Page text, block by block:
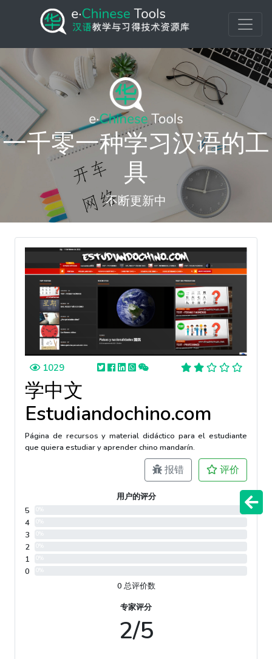
一千零一种学习汉语的工
具
不断更新中
1029
学中文
Estudiandochino.com
Página de recursos y material didáctico para el estudiante
que quiera estudiar y aprender chino mandarín.
报错 评价
用户的评分
5
4
3
2
1
0
0 总评价数
专家评分
2/5